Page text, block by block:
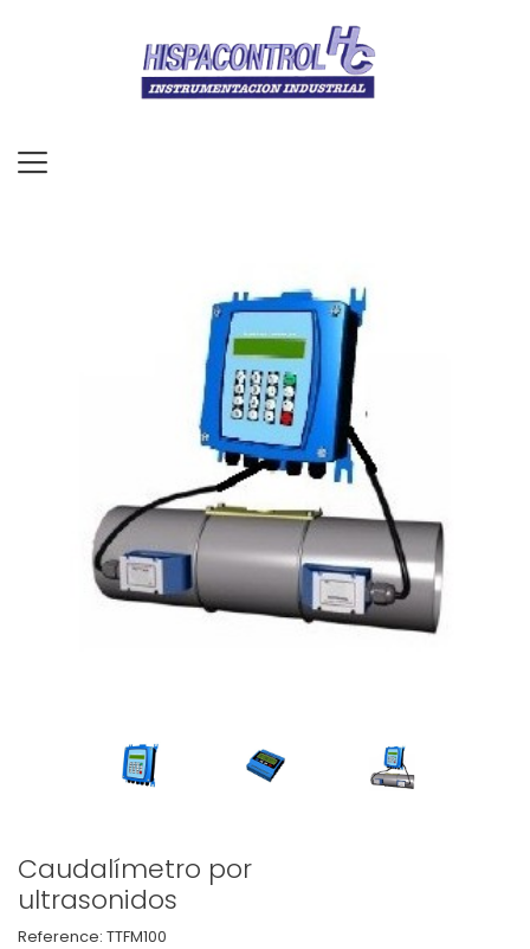
Caudalímetro por
ultrasonidos
Reference: TTFM100